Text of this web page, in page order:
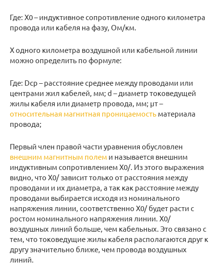
Где: Х0 – индуктивное сопротивление одного километра
провода или кабеля на фазу, Ом/км.
Х одного километра воздушной или кабельной линии
можно определить по формуле:
Где: Dср – расстояние среднее между проводами или
центрами жил кабелей, мм; d – диаметр токоведущей
жилы кабеля или диаметр провода, мм; μт –
относительная магнитная проницаемость материала
провода;
Первый член правой части уравнения обусловлен
внешним магнитным полем и называется внешним
индуктивным сопротивлением Х0/. Из этого выражения
видно, что Х0/ зависит только от расстояния между
проводами и их диаметра, а так как расстояние между
проводами выбирается исходя из номинального
напряжения линии, соответственно Х0/ будет расти с
ростом номинального напряжения линии. Х0/
воздушных линий больше, чем кабельных. Это связано с
тем, что токоведущие жилы кабеля располагаются друг к
другу значительно ближе, чем провода воздушных
линий.